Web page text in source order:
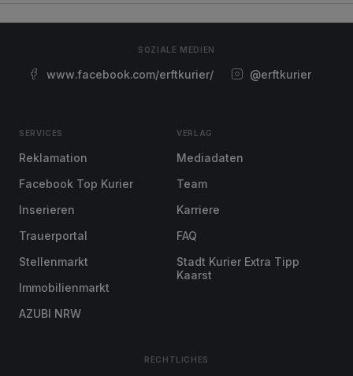
SOZIALE MEDIEN
www.facebook.com/erftkurier/ @erftkurier
SERVICES
Reklamation
Facebook Top Kurier
Inserieren
Trauerportal
Stellenmarkt
Immobilienmarkt
AZUBI NRW
VERLAG
Mediadaten
Team
Karriere
FAQ
Stadt Kurier Extra Tipp
Kaarst
RECHTLICHES